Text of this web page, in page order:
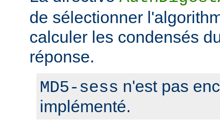
de sélectionner
calculer les condensés
réponse.
MD5-sess n'est pas
implémenté.